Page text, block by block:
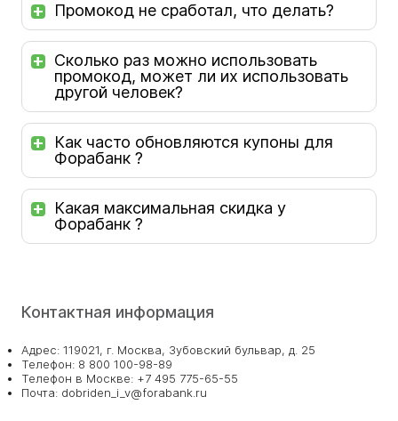
Промокод не сработал, что делать?
Сколько раз можно использовать
промокод, может ли их использовать
другой человек?
Как часто обновляются купоны для
Форабанк ?
Какая максимальная скидка у
Форабанк ?
Контактная информация
Адрес: 119021, г. Москва, Зубовский бульвар, д. 25
Телефон: 8 800 100-98-89
Телефон в Москве: +7 495 775-65-55
Почта: dobriden_i_v@forabank.ru